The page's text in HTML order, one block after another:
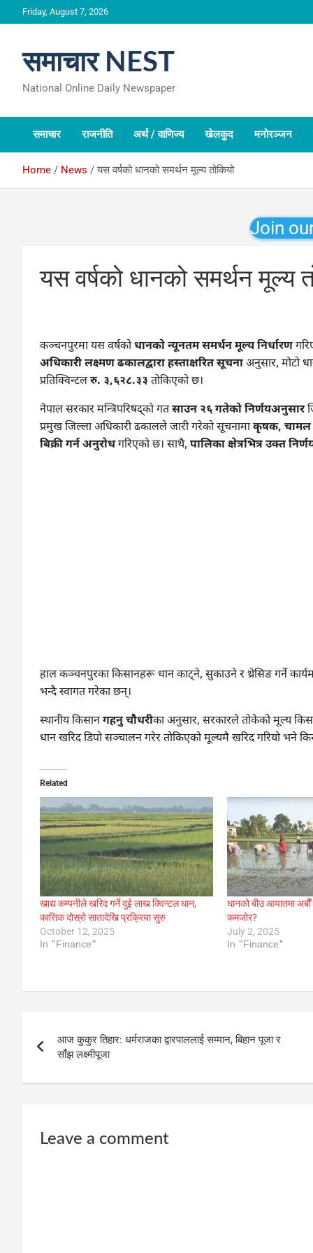
to
Friday, August 7, 2026
समाचार NEST
National Online Daily Newspaper
समाचार राजनीति अर्थ / वाणिज्य खेलकुद मनोरञ्जन
Home News यस वर्षको धानको समर्थन मूल्य तोकियो
Join
यस वर्षको धानको समर्थन मूल्य
कञ्चनपुरमा यस वर्षकोधानको न्यूनतम समर्थन मूल्य निर्धारण
अधिकारी लक्ष्मण ढकालद्वारा हस्ताक्षरित सूचनाअनुसार, मोटो
प्रतिक्विन्टलरु. ३,६२८.३३ तोकिएको छ।
नेपाल सरकार मन्त्रिपरिषद्को गतसाउन २६ गतेको निर्णयअनुसार
प्रमुख जिल्ला अधिकारी ढकालले जारी गरेको सूचनामाकृषक, चामल
बिक्री गर्न अनुरोधगरिएको छ। साथै, पालिका क्षेत्रभित्र उक्त
हाल कञ्चनपुरका किसानहरू धान काट्ने, सुकाउने र थ्रेसिङ गर्ने
भन्दै स्वागत गरेका छन्।
स्थानीय किसानगहनु चौधरीका अनुसार, सरकारले तोकेको मूल्य
धान खरिद डिपो सञ्चालन गरेर तोकिएको मूल्यमै खरिद गरियो भने
Related
खाद्य कम्पनीले खरिद गर्ने दुई लाख क्विन्टल धान,
कात्तिक दोस्रो सातादेखि प्रक्रिया सुरु
October 12, 2025
In "Finance"
धानको बीउ आयातमा
कमजोर?
July 2, 2025
In "Finance"
navigation
आज कुकुर तिहार: धर्मराजका द्वारपाललाई सम्मान, बिहान पूजा र
साँझ लक्ष्मीपूजा
Leave a comment